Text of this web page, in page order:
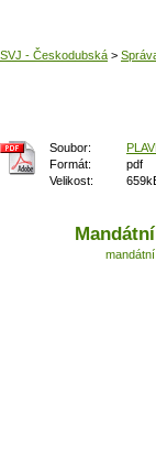
Soubor:
Formát:
pdf
Velikost: